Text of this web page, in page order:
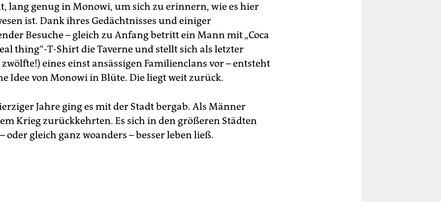
lang genug in Monowi, um sich zu erinnern, wie es hier
ist. Dank ihres Gedächtnisses und einiger
Besuche – gleich zu Anfang betritt ein Mann mit „Coca
thing“-T-Shirt die Taverne und stellt sich als letzter
zwölfte!) eines einst ansässigen Familienclans vor – entsteht
Idee von Monowi in Blüte. Die liegt weit zurück.
Jahre ging es mit der Stadt bergab. Als Männer
Krieg zurückkehrten. Es sich in den größeren Städten
oder gleich ganz woanders – besser leben ließ.